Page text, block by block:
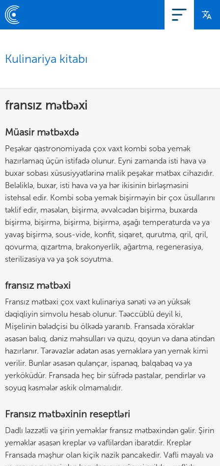
Kulinariya kitabı
fransız mətbəxi
Müasir mətbəxdə
Peşəkar qastronomiyada çox vaxt kombi soba yemək
hazırlamaq üçün istifadə olunur. Eyni zamanda isti hava və
buxar sobası xüsusiyyətlərinə malik peşəkar mətbəx cihazıdır.
Beləliklə, buxar, isti hava və ya hər ikisinin birləşməsini
istehsal edir. Kombi soba yemək bişirməyin bir çox üsullarını
təklif edir, məsələn, bişirmə, əvvəlcədən bişirmə, buxarda
bişirmə, bişirmə, bişirmə, bişirmə, aşağı temperaturda və ya
yavaş bişirmə, sous-vide, konfit, siqaret, qurutma, qril, qril,
qovurma, qızartma, brakonyerlik, ağartma, regenerasiya,
sterilizasiya və ya şok soyutma.
fransız mətbəxi
Fransız mətbəxi çox vaxt kulinariya sənəti və ən yüksək
dəqiqliyin simvolu hesab olunur. Təəccüblü deyil ki,
Mişelinin bələdçisi bu ölkədə yaranıb. Fransada xörəklər
əsasən balıq, dəniz məhsulları və quzu, qoyun və dana ətindən
hazırlanır. Tərəvəzlər adətən əsas yeməklərə yan yemək kimi
verilir. Bunlar əsasən qulançar, ispanaq, balqabaq və ya
yerköküdür. Fransada heç bir süfrədə pastalar, pendirlər və
soyuq kəsmələr əskik olmamalıdır.
Fransız mətbəxinin reseptləri
Dadlı ləzzətli və şirin yeməklər fransız mətbəxindən gəlir. Şirin
yeməklər əsasən kreplər və vaflilərdən ibarətdir. Kreplər
Fransada məşhur olan kiçik nazik pancakedir. Vafli mayalı və